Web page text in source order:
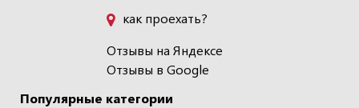
Популярные категории
как проехать?
Отзывы на Яндексе
Отзывы в Google